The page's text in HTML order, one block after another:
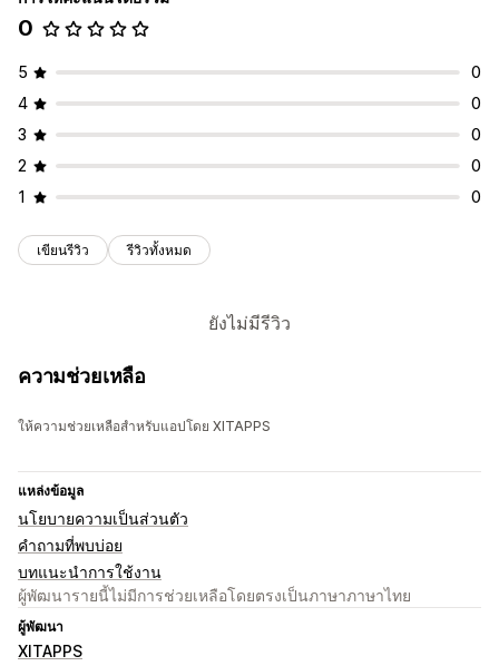
0
5
0
4
0
3
0
2
0
1
0
เขียนรีวิว รีวิวทั้งหมด
ยังไม่มีรีวิว
ความช่วยเหลือ
ให้ความช่วยเหลือสำหรับแอปโดย XITAPPS
แหล่งข้อมูล
นโยบายความเป็นส่วนตัว
คำถามที่พบบ่อย
บทแนะนำการใช้งาน
ผู้พัฒนารายนี้ไม่มีการช่วยเหลือโดยตรงเป็นภาษาภาษาไทย
ผู้พัฒนา
XITAPPS